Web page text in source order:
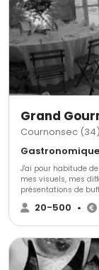
Grand
Cournonsec (34)
J'ai pour habitude
mes visuels, mes
présentations de
permet de définir la
n'hésitez pas..
20-500 •